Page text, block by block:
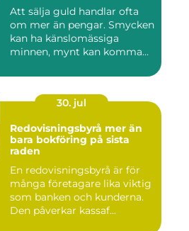
Att sälja guld handlar ofta
om mer än pengar. Smycken
kan ha känslomässiga
minnen, mynt kan komma
30. jul
Redovisningsbyrå mer än
bara bokföring på sista
raden
En redovisningsbyrå är för
många företagare lika viktig
som banken och kunderna.
Den påverkar kassaf...